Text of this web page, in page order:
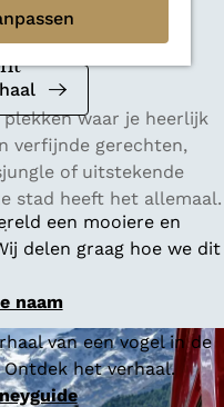
ontdek de
te werken.
een mooiere en
delen graag hoe we dit
naam
van een vogel in de
het verhaal.
waar je heerlijk
verfijnde gerechten,
of uitstekende
stad heeft het allemaal.